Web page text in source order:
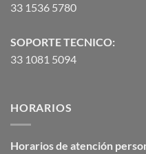
33 1536 5780
SOPORTE TECNICO:
33 1081 5094
HORARIOS
Horarios de atención